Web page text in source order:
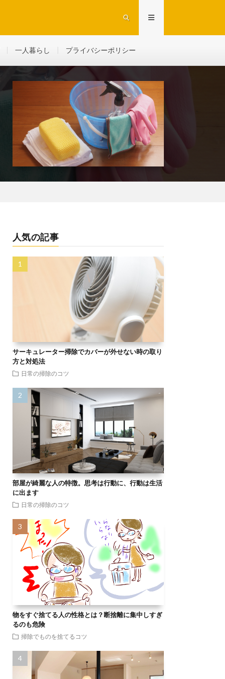
一人暮らし プライバシーポリシー
人気の記事
サーキュレーター掃除でカバーが外せない時の取り
方と対処法
日常の掃除のコツ
部屋が綺麗な人の特徴。思考は行動に、行動は生活
に出ます
日常の掃除のコツ
物をすぐ捨てる人の性格とは？断捨離に集中しすぎ
るのも危険
掃除でものを捨てるコツ